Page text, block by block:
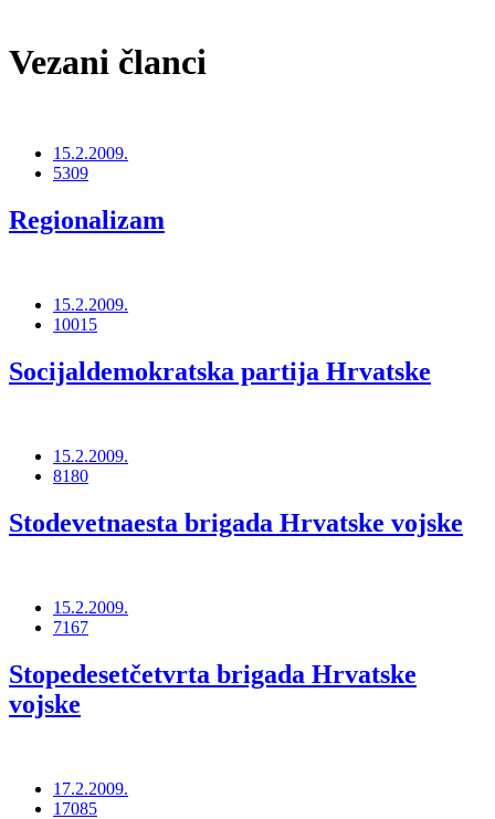
Vezani članci
15.2.2009.
5309
Regionalizam
15.2.2009.
10015
Socijaldemokratska partija Hrvatske
15.2.2009.
8180
Stodevetnaesta brigada Hrvatske vojske
15.2.2009.
7167
Stopedesetčetvrta brigada Hrvatske
vojske
17.2.2009.
17085